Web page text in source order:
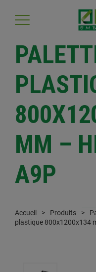
MM –
A9P
Accueil Produits
plastique 800x1200x134